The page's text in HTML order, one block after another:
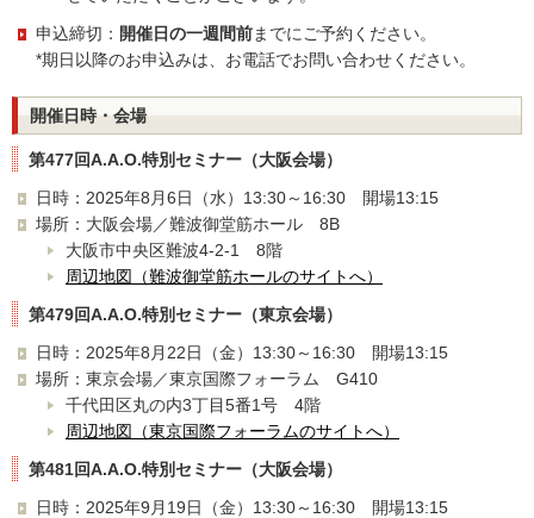
申込締切： 開催日の一週間前までにご予約ください。
*期日以降のお申込みは、お電話でお問い合わせください。
開催日時・会場
第477回A.A.O.特別セミナー（大阪会場）
日時：2025年8月6日（水）13:30～16:30 開場13:15
場所：大阪会場／難波御堂筋ホール 8B
大阪市中央区難波4-2-1 8階
周辺地図（難波御堂筋ホールのサイトへ）
第479回A.A.O.特別セミナー（東京会場）
日時：2025年8月22日（金）13:30～16:30 開場13:15
場所：東京会場／東京国際フォーラム G410
千代田区丸の内3丁目5番1号 4階
周辺地図（東京国際フォーラムのサイトへ）
第481回A.A.O.特別セミナー（大阪会場）
日時：2025年9月19日（金）13:30～16:30 開場13:15